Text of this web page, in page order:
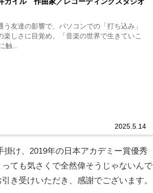
2025.5.14
友達の影響で、パソコンでの「打ち込み」
しさに目覚め、「音楽の世界で生きていこ
触...
け、2019年の日本アカデミー賞優秀
ても気さくで全然偉そうじゃないんで
き受けいただき、感謝でございます。